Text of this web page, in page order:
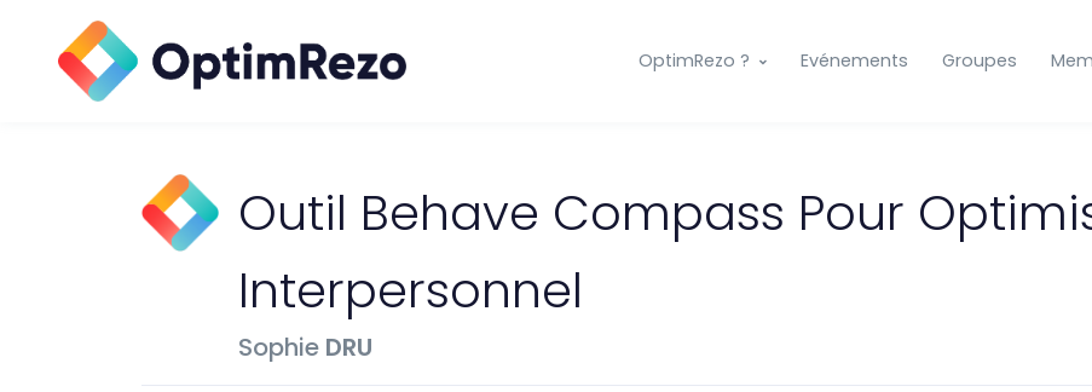
OptimRezo ? Evénements Groupes
Outil Behave Compass Pour
Interpersonnel
Sophie DRU